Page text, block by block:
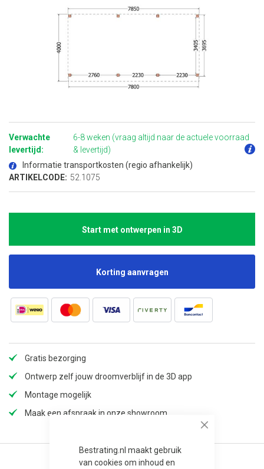
Bestrating.nl maakt gebruik
van cookies om inhoud en
naar
begin
van
de
afbeeldingen-
gallerij
Verwachte
levertijd:
6-8 weken (vraag altijd naar de actuele voorraad
& levertijd)
Informatie transportkosten (regio afhankelijk)
ARTIKELCODE: 52.1075
Start met ontwerpen in 3D
Korting aanvragen
Gratis bezorging
Ontwerp zelf jouw droomverblijf in de 3D app
Montage mogelijk
Maak een afspraak in onze showroom